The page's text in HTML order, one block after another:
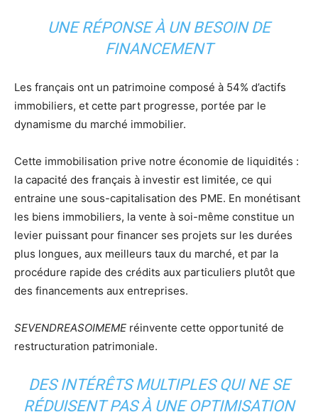
UNE RÉPONSE À UN BESOIN DE
FINANCEMENT
Les français ont un patrimoine composé à 54% d’actifs
immobiliers, et cette part progresse, portée par le
dynamisme du marché immobilier.
Cette immobilisation prive notre économie de liquidités :
la capacité des français à investir est limitée, ce qui
entraine une sous-capitalisation des PME. En monétisant
les biens immobiliers, la vente à soi-même constitue un
levier puissant pour financer ses projets sur les durées
plus longues, aux meilleurs taux du marché, et par la
procédure rapide des crédits aux particuliers plutôt que
des financements aux entreprises.
SEVENDREASOIMEME réinvente cette opportunité de
restructuration patrimoniale.
DES INTÉRÊTS MULTIPLES QUI NE SE
RÉDUISENT PAS À UNE OPTIMISATION